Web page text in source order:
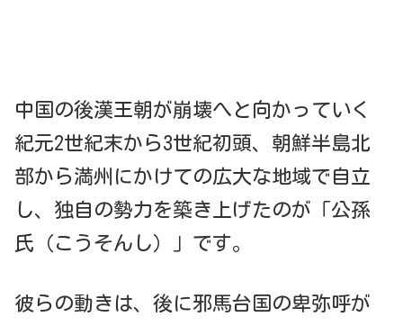
中国の後漢王朝が崩壊へと向かっていく
紀元2世紀末から3世紀初頭、朝鮮半島北
部から満州にかけての広大な地域で自立
し、独自の勢力を築き上げたのが「公孫
氏（こうそんし）」です。
彼らの動きは、後に邪馬台国の卑弥呼が